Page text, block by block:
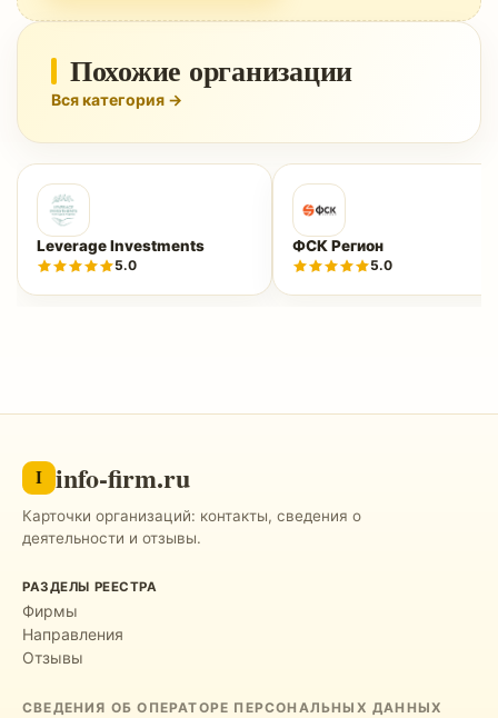
Похожие организации
Вся категория →
Leverage Investments
5.0
ФСК Регион
5.0
I info-firm.ru
Карточки организаций: контакты, сведения о
деятельности и отзывы.
РАЗДЕЛЫ РЕЕСТРА
Фирмы
Направления
Отзывы
СВЕДЕНИЯ ОБ ОПЕРАТОРЕ ПЕРСОНАЛЬНЫХ ДАННЫХ